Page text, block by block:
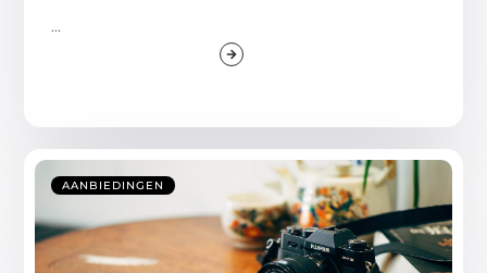
...
AANBIEDINGEN